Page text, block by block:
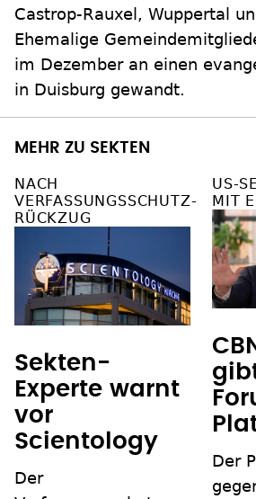
Castrop-Rauxel, Wuppertal
Ehemalige
im Dezember an einen
in Duisburg gewandt.
MEHR ZU SEKTEN
NACH
VERFASSUNGSSCHUTZ-
RÜCKZUG
Sekten-
Experte warnt
vor
Scientology
Der
US-
MIT
Der